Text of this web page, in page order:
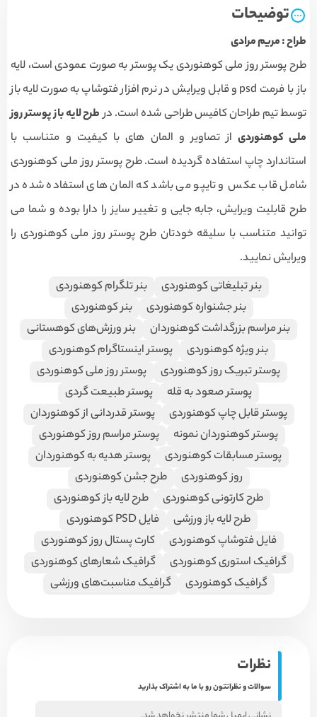
توضیحات
طراح : مریم مرادی
طرح پوستر روز ملی کوهنوردی یک پوستر به صورت عمودی است، لایه
باز با فرمت psd و قابل ویرایش در نرم افزار فتوشاپ به صورت لایه باز
توسط تیم طراحان کافیس طراحی شده است. درطرح لایه باز پوستر روز
ملی کوهنوردی از تصاویر و المان های با کیفیت و متناسب با
استاندارد چاپ استفاده گردیده است. طرح پوستر روز ملی کوهنوردی
شامل قاب عکس و تایپو می باشد که المان های استفاده شده در
طرح قابلیت ویرایش، جابه جایی و تغییر سایز را دارا بوده و شما می
توانید متناسب با سلیقه خودتان طرح پوستر روز ملی کوهنوردی را
ویرایش نمایید.
بنر تبلیغاتی کوهنوردی
بنر تلگرام کوهنوردی
بنر جشنواره کوهنوردی
بنر کوهنوردی
بنر مراسم بزرگداشت کوهنوردان
بنر ورزش‌های کوهستانی
بنر ویژه کوهنوردی
پوستر اینستاگرام کوهنوردی
پوستر تبریک روز کوهنوردی
پوستر روز ملی کوهنوردی
پوستر صعود به قله
پوستر طبیعت گردی
پوستر قابل چاپ کوهنوردی
پوستر قدردانی از کوهنوردان
پوستر کوهنوردان نمونه
پوستر مراسم روز کوهنوردی
پوستر مسابقات کوهنوردی
پوستر هدیه به کوهنوردان
روز کوهنوردی
طرح جشن کوهنوردی
طرح کارتونی کوهنوردی
طرح لایه باز کوهنوردی
طرح لایه باز ورزشی
فایل PSD کوهنوردی
فایل فتوشاپ کوهنوردی
کارت پستال روز کوهنوردی
گرافیک استوری کوهنوردی
گرافیک شعارهای کوهنوردی
گرافیک کوهنوردی
گرافیک مناسبت‌های ورزشی
نظرات
سوالات و نظراتتون رو با ما به اشتراک بذارید